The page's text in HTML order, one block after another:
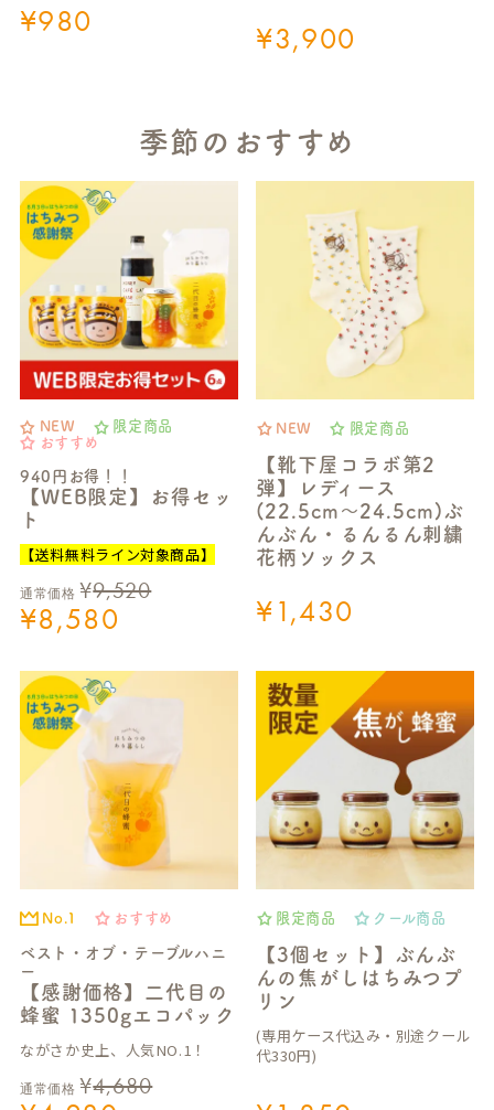
¥980 ¥3,900
季節のおすすめ
NEW
限定商品
おすすめ
940円お得！！
【WEB限定】お得セッ
ト
【送料無料ライン対象商品】
通常価格 ¥9,520
¥8,580
NEW 限定商品
【靴下屋コラボ第2
弾】レディース
(22.5cm～24.5cm)ぶ
んぶん・るんるん刺繍
花柄ソックス
¥1,430
No.1 おすすめ
ベスト・オブ・テーブルハニ
ー
【感謝価格】二代目の
蜂蜜 1350gエコパック
ながさか史上、人気NO.1！
通常価格 ¥4,680
限定商品 クール商品
【3個セット】ぶんぶ
んの焦がしはちみつプ
リン
(専用ケース代込み・別途クール
代330円)